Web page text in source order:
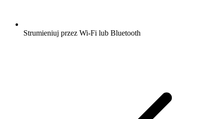
Strumieniuj przez Wi-Fi lub Bluetooth